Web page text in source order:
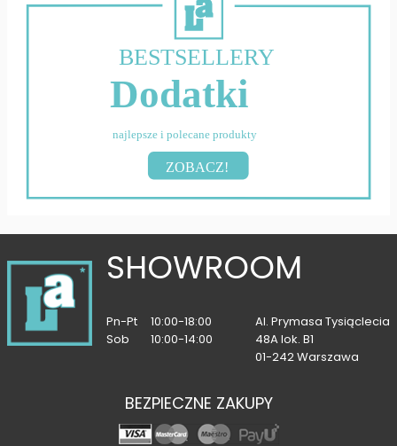
BESTSELLERY
Dodatki
najlepsze i polecane produkty
ZOBACZ!
SHOWROOM
Pn-Pt
10:00-18:00
Sob
10:00-14:00
Al. Prymasa Tysiąclecia
48A lok. B1
01-242 Warszawa
BEZPIECZNE ZAKUPY